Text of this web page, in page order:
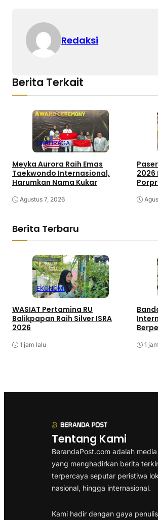
Redaksi
Berita Terkait
OLAHRAGA
Meyka Aurora Raih Emas
Taekwondo Internasional,
Harumkan Nama Kukar
Agustus 7, 2026
2026
Berita Terbaru
EKONOMI
WASIAT Pertamina RU
Balikpapan Raih Silver ISRA
2026
1 jam lalu 1
Tentang Kami
BerandaPost.com adalah
yang menghadirkan berita
terpercaya seputar peristiwa
nasional, hingga internasional.
Kami hadir dengan gaya